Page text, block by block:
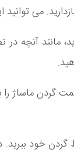
می توانید
مانند آنچه
گردن ماساژ
گردن خود